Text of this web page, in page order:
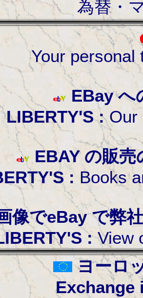
為替・
Your
EBay へ
LIBERTY'S :Our
EBAY の販
: Books
像でeBay で弊
:View
ヨーロ
Exchange